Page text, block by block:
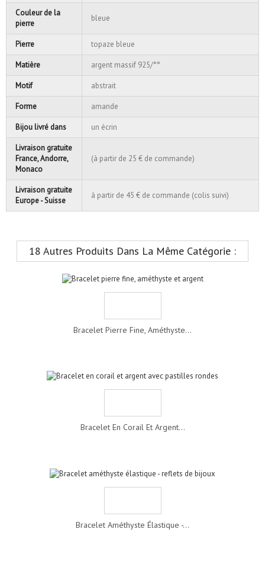
Couleur de la
pierre
bleue
Pierre topaze bleue
Matière argent massif 925/°°
Motif abstrait
Forme amande
Bijou livré dans un écrin
Livraison gratuite
France, Andorre,
Monaco
(à partir de 25 € de commande)
Livraison gratuite
Europe - Suisse
à partir de 45 € de commande (colis suivi)
18 Autres Produits Dans La Même Catégorie :
Bracelet Pierre Fine, Améthyste...
Bracelet En Corail Et Argent...
Bracelet Améthyste Élastique -...